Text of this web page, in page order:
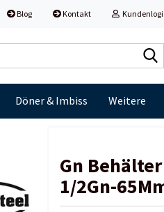
Blog Kontakt
Döner & Imbiss Weitere
Gn
1/2Gn-